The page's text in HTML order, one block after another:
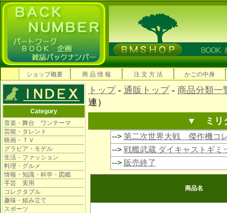
ショップ概要 商 品 情 報 注 文 方 法 かごの中身
Category
音楽・舞台 ワンテーマ
芸能・タレント
映画・ＴＶ
グラビア・モデル
生活・ファッション
料理・グルメ
情報・知識・科学・図鑑
手芸 実用
コレクタブル
趣味・組み立て
スポーツ
トップ- 通販トップ- 商品分類一
連）
▼ ミリ
--> 第二次世界大戦 傑作機コ
--> 戦艦武蔵 ダイキャストギミ
--> 販売終了
商品名